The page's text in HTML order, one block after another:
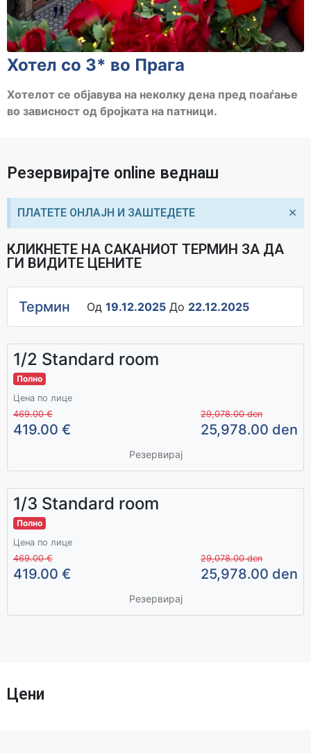
Хотел со 3* во Прага
Хотелот се објавува на неколку дена пред поаѓање
во зависност од бројката на патници.
Резервирајте online веднаш
ПЛАТЕТЕ ОНЛАЈН И ЗАШТЕДЕТЕ ×
КЛИКНЕТЕ НА САКАНИОТ ТЕРМИН ЗА ДА
ГИ ВИДИТЕ ЦЕНИТЕ
Термин Од 19.12.2025 До 22.12.2025
1/2 Standard room
Полно
Цена по лице
469.00 €
419.00 €
29,078.00 den
25,978.00 den
Резервирај
1/3 Standard room
Полно
Цена по лице
469.00 €
419.00 €
29,078.00 den
25,978.00 den
Резервирај
Цени